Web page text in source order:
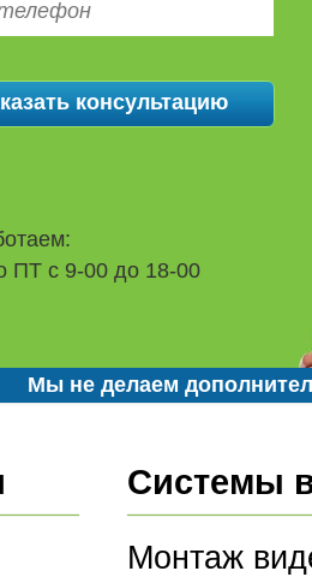
ПТ с 9-00 до 18-00
Мы не делаем
Системы
Монтаж